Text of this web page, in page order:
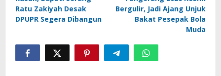
Ratu Zakiyah Desak
DPUPR Segera Dibangun
Bergulir, Jadi Ajang Unjuk
Bakat Pesepak Bola
Muda